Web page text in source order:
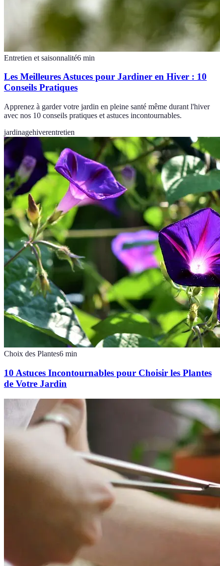
Entretien et saisonnalité6 min
Les Meilleures Astuces pour Jardiner en Hiver : 10
Conseils Pratiques
Apprenez à garder votre jardin en pleine santé même durant l'hiver
avec nos 10 conseils pratiques et astuces incontournables.
jardinagehiverentretien
Choix des Plantes6 min
10 Astuces Incontournables pour Choisir les Plantes
de Votre Jardin